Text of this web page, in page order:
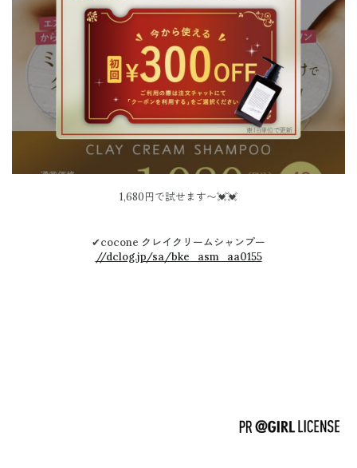
1,680円で試せます〜💓💓
✔︎cocone クレイクリームシャンプー
//dclog.jp/sa/bke_asm_aa0155